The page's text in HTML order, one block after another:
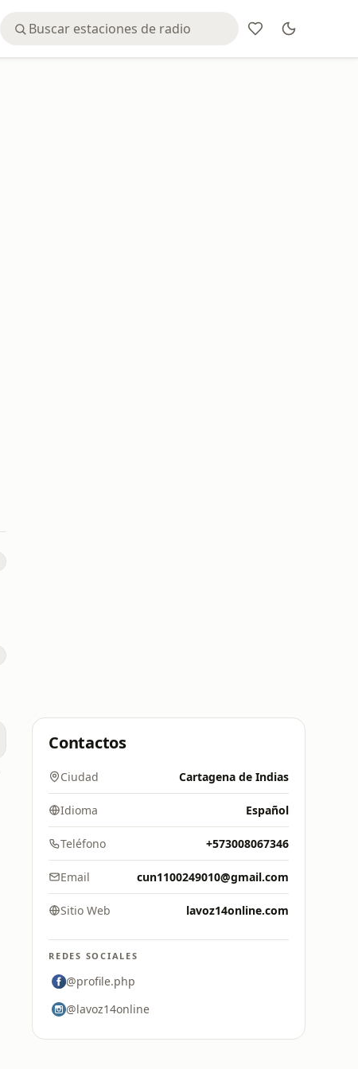
Contactos
Ciudad Cartagena de Indias
Idioma Español
Teléfono +573008067346
Email cun1100249010@gmail.com
Sitio Web lavoz14online.com
REDES SOCIALES
@profile.php
@lavoz14online